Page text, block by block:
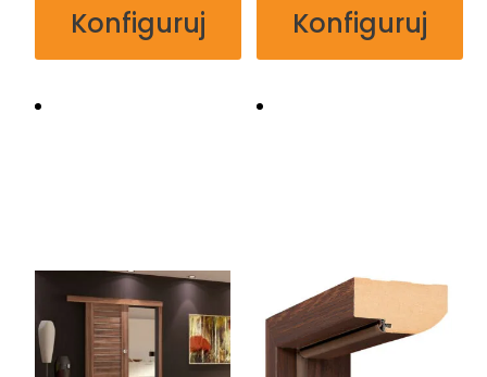
Konfiguruj
Konfiguruj